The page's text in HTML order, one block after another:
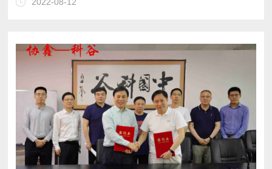
联合共建“未来能源中心”基地。